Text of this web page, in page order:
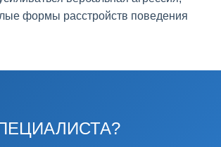
формы расстройств поведения